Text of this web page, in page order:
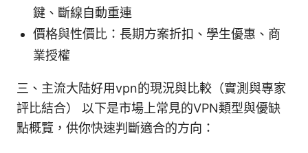
鍵、斷線自動重連
價格與性價比：長期方案折扣、學生優惠、商
業授權
三、主流大陆好用vpn的現況與比較（實測與專家
評比結合） 以下是市場上常見的VPN類型與優缺
點概覽，供你快速判斷適合的方向：